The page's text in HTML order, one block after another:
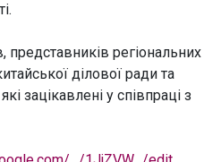
регіональних
ділової ради та
зацікавлені у співпраці з